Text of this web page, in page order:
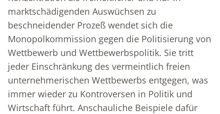
marktschädigenden Auswüchsen zu
beschneidender Prozeß wendet sich die
Monopolkommission gegen die Politisierung von
Wettbewerb und Wettbewerbspolitik. Sie tritt
jeder Einschränkung des vermeintlich freien
unternehmerischen Wettbewerbs entgegen, was
immer wieder zu Kontroversen in Politik und
Wirtschaft führt. Anschauliche Beispiele dafür